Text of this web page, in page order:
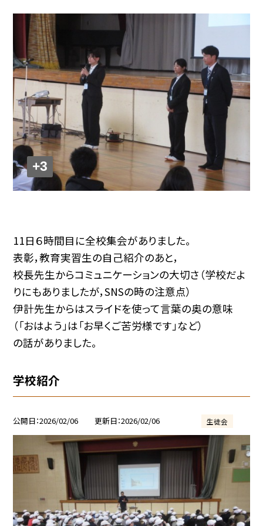
+3
11日６時間目に全校集会がありました。
表彰，教育実習生の自己紹介のあと，
校長先生からコミュニケーションの大切さ（学校だよ
りにもありましたが，SNSの時の注意点）
伊計先生からはスライドを使って言葉の奥の意味
（「おはよう」は「お早くご苦労様です」など）
の話がありました。
学校紹介
公開日 2026/02/06 更新日 2026/02/06 生徒会